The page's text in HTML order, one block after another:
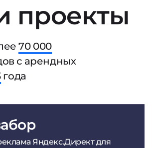
проекты
70 000
с арендных
года
Яндекс.Директ для